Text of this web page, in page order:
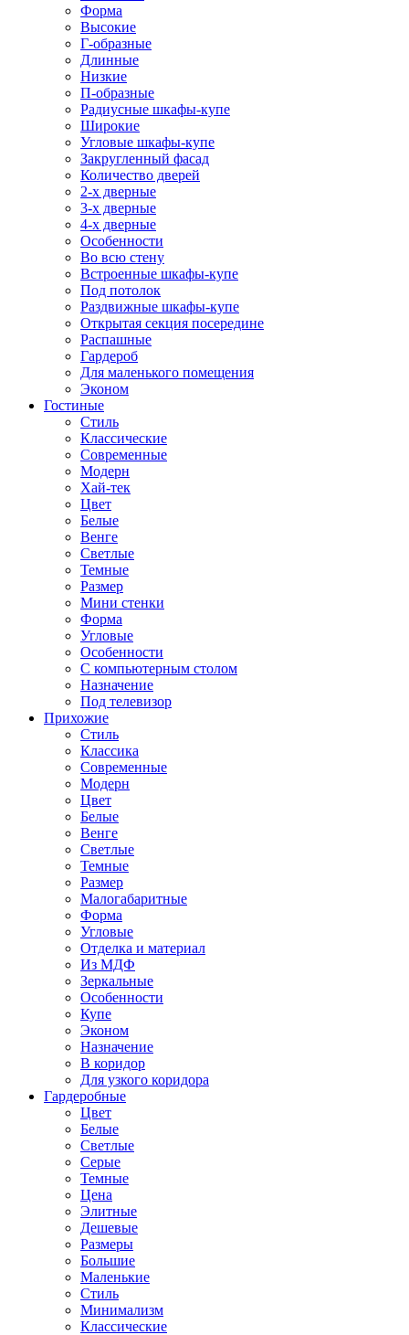
Форма
Высокие
Г-образные
Длинные
Низкие
П-образные
Радиусные шкафы-купе
Широкие
Угловые шкафы-купе
Закругленный фасад
Количество дверей
2-х дверные
3-х дверные
4-х дверные
Особенности
Во всю стену
Встроенные шкафы-купе
Под потолок
Раздвижные шкафы-купе
Открытая секция посередине
Распашные
Гардероб
Для маленького помещения
Эконом
Гостиные
Стиль
Классические
Современные
Модерн
Хай-тек
Цвет
Белые
Венге
Светлые
Темные
Размер
Мини стенки
Форма
Угловые
Особенности
С компьютерным столом
Назначение
Под телевизор
Прихожие
Стиль
Классика
Современные
Модерн
Цвет
Белые
Венге
Светлые
Темные
Размер
Малогабаритные
Форма
Угловые
Отделка и материал
Из МДФ
Зеркальные
Особенности
Купе
Эконом
Назначение
В коридор
Для узкого коридора
Гардеробные
Цвет
Белые
Светлые
Серые
Темные
Цена
Элитные
Дешевые
Размеры
Большие
Маленькие
Стиль
Минимализм
Классические